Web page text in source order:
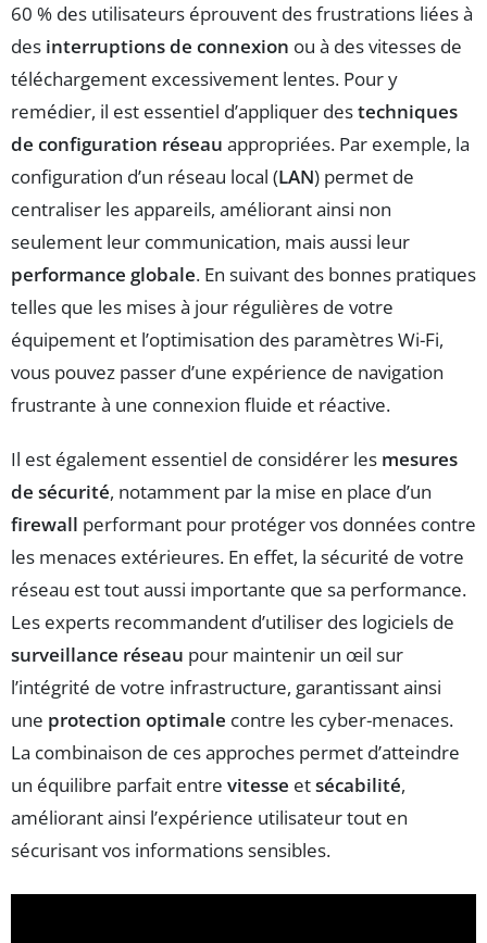
60 % des utilisateurs éprouvent des frustrations liées à
des interruptions de connexion ou à des vitesses de
téléchargement excessivement lentes. Pour y
remédier, il est essentiel d’appliquer destechniques
de configuration réseau appropriées. Par exemple, la
configuration d’un réseau local (LAN) permet de
centraliser les appareils, améliorant ainsi non
seulement leur communication, mais aussi leur
performance globale. En suivant des bonnes pratiques
telles que les mises à jour régulières de votre
équipement et l’optimisation des paramètres Wi-Fi,
vous pouvez passer d’une expérience de navigation
frustrante à une connexion fluide et réactive.
Il est également essentiel de considérer les mesures
de sécurité, notamment par la mise en place d’un
firewall performant pour protéger vos données contre
les menaces extérieures. En effet, la sécurité de votre
réseau est tout aussi importante que sa performance.
Les experts recommandent d’utiliser des logiciels de
surveillance réseau pour maintenir un œil sur
l’intégrité de votre infrastructure, garantissant ainsi
une protection optimale contre les cyber-menaces.
La combinaison de ces approches permet d’atteindre
un équilibre parfait entre vitesse etsécabilité,
améliorant ainsi l’expérience utilisateur tout en
sécurisant vos informations sensibles.